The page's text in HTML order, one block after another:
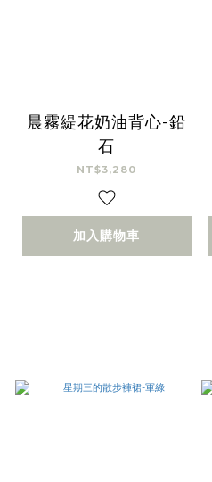
晨霧緹花奶油背心-鉛
石
NT$3,280
加入購物車